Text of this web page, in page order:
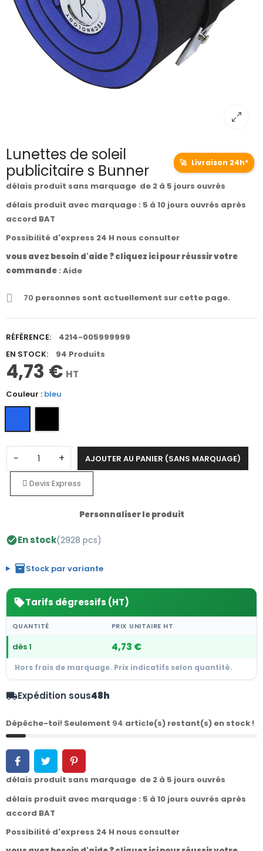
Lunettes de soleil
publicitaire s Bunner
🚀 Livraison 24h*
délais produit sans marquage de 2 à 5 jours ouvrés
délais produit avec marquage : 5 à 10 jours ouvrés après
accord BAT
Possibilité d'express 24 H nous consulter
vous avez besoin d'aide ? cliquez ici pour réussir votre
commande : Aide
70 personnes sont actuellement sur cette page.
RÉFÉRENCE:
4214-005999999
EN STOCK:
94 Produits
4,73 € HT
Couleur : bleu
− + AJOUTER AU PANIER (SANS MARQUAGE)
Devis Express
Personnaliser le produit
check_circleEn stock(2928 pcs)
inventory_2Stock par variante
sellTarifs dégressifs (HT)
QUANTITÉ PRIX UNITAIRE HT
dès 1 4,73 €
Hors frais de marquage. Prix indicatifs selon quantité.
local_shippingExpédition sous48h
Dépêche-toi! Seulement 94 article(s) restant(s) en stock !
délais produit sans marquage de 2 à 5 jours ouvrés
délais produit avec marquage : 5 à 10 jours ouvrés après
accord BAT
Possibilité d'express 24 H nous consulter